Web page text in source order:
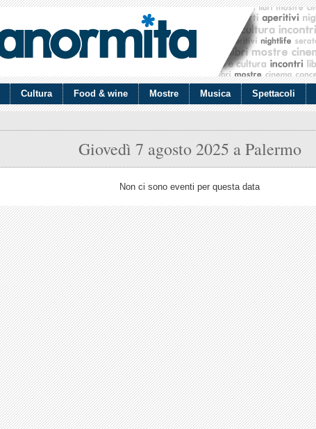
Cultura Food & wine Mostre Musica Spettacoli
Giovedì 7 agosto 2025 a Palermo
Non ci sono eventi per questa data